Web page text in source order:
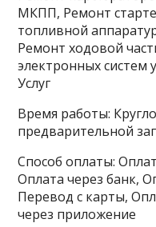
МКПП, Ремонт
топливной
Ремонт ходовой
электронных систем
Услуг
Время работы:
предварительной
Способ оплаты:
Оплата через банк,
Перевод с карты,
через приложение